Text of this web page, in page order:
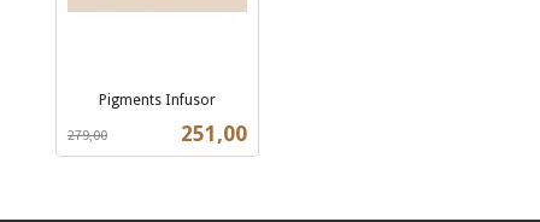
Pigments Infusor
Tilbud
251,00
279,00
mva.